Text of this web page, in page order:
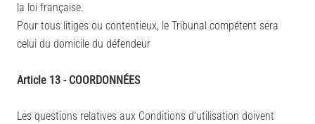
la loi française.
Pour tous litiges ou contentieux, le Tribunal compétent sera
celui du domicile du défendeur
Article 13 - COORDONNÉES
Les questions relatives aux Conditions d’utilisation doivent